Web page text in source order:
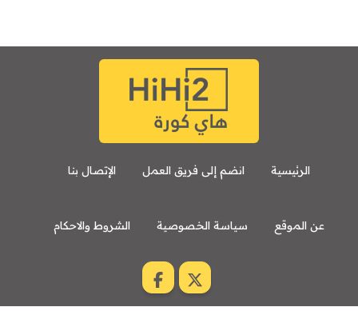
الرئيسية انضم إلى فريق العمل الإتصال بنا
عن الموقع سياسة الخصوصية الشروط والاحكام